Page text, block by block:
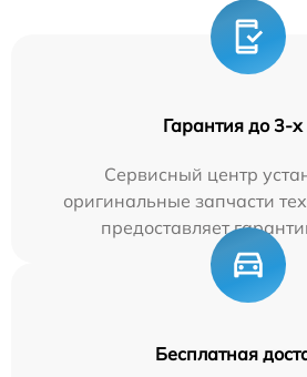
Гарантия до 3-х
Сервисный центр
оригинальные запчасти
предоставляет
Бесплатная